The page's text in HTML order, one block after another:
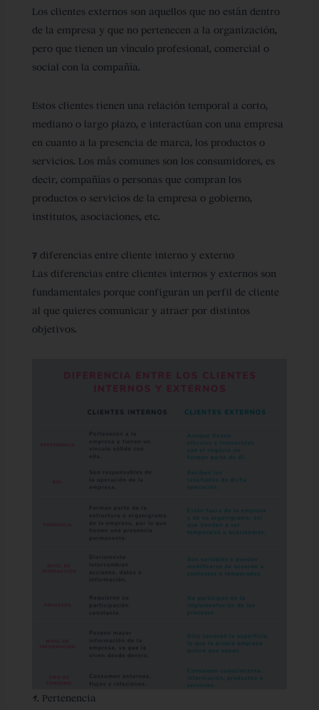
Los clientes externos son aquellos que no están dentro
de la empresa y que no pertenecen a la organización,
pero que tienen un vínculo profesional, comercial o
social con la compañía.
Estos clientes tienen una relación temporal a corto,
mediano o largo plazo, e interactúan con una empresa
en cuanto a la presencia de marca, los productos o
servicios. Los más comunes son los consumidores, es
decir, compañías o personas que compran los
productos o servicios de la empresa o gobierno,
institutos, asociaciones, etc.
7 diferencias entre cliente interno y externo
Las diferencias entre clientes internos y externos son
fundamentales porque configuran un perfil de cliente
al que quieres comunicar y atraer por distintos
objetivos.
1. Pertenencia